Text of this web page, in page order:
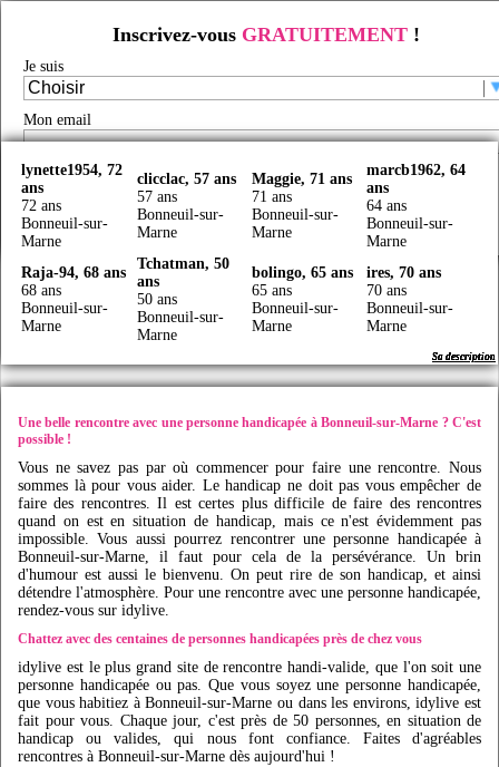
Inscrivez-vous GRATUITEMENT !
Je suis
Mon email
Je certifie être majeur(e) et avoir lu et accepté les CGU
Créer mon profil
Rencontre handicap/Rencontre handicap en France/Rencontre handicapés/Rencontre
handicapés Ile-de-France
Faites des rencontres handicap à Bonneuil-sur-Marne avecIdylive
lynette1954, 72
ans
72 ans
Bonneuil-sur-
Marne
Sa description
clicclac, 57 ans
57 ans
Bonneuil-sur-
Marne
Sa description
Maggie, 71 ans
71 ans
Bonneuil-sur-
Marne
Sa description
marcb1962, 64
ans
64 ans
Bonneuil-sur-
Marne
Sa description
Raja-94, 68 ans
68 ans
Bonneuil-sur-
Marne
Sa description
Tchatman, 50
ans
50 ans
Bonneuil-sur-
Marne
Sa description
bolingo, 65 ans
65 ans
Bonneuil-sur-
Marne
Sa description
ires, 70 ans
70 ans
Bonneuil-sur-
Marne
Sa description
Une belle rencontre avec une personne handicapée à Bonneuil-sur-Marne ? C'est
possible !
Vous ne savez pas par où commencer pour faire une rencontre. Nous
sommes là pour vous aider. Le handicap ne doit pas vous empêcher de
faire des rencontres. Il est certes plus difficile de faire des rencontres
quand on est en situation de handicap, mais ce n'est évidemment pas
impossible. Vous aussi pourrez rencontrer une personne handicapée à
Bonneuil-sur-Marne, il faut pour cela de la persévérance. Un brin
d'humour est aussi le bienvenu. On peut rire de son handicap, et ainsi
détendre l'atmosphère. Pour une rencontre avec une personne handicapée,
rendez-vous sur idylive.
Chattez avec des centaines de personnes handicapées près de chez vous
idylive est le plus grand site de rencontre handi-valide, que l'on soit une
personne handicapée ou pas. Que vous soyez une personne handicapée,
que vous habitiez à Bonneuil-sur-Marne ou dans les environs,idylive est
fait pour vous. Chaque jour, c'est près de 50 personnes, en situation de
handicap ou valides, qui nous font confiance. Faites d'agréables
rencontres à Bonneuil-sur-Marne dès aujourd'hui !